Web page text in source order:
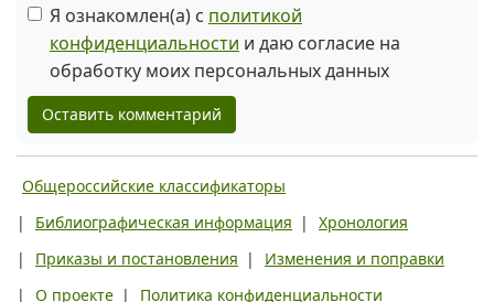
Я ознакомлен(а) с политикой
конфиденциальности и даю согласие на
обработку моих персональных данных
Оставить комментарий
Общероссийские классификаторы
|
Библиографическая информация |
Хронология
|
Приказы и постановления |
Изменения и поправки
|
О проекте | Политика конфиденциальности